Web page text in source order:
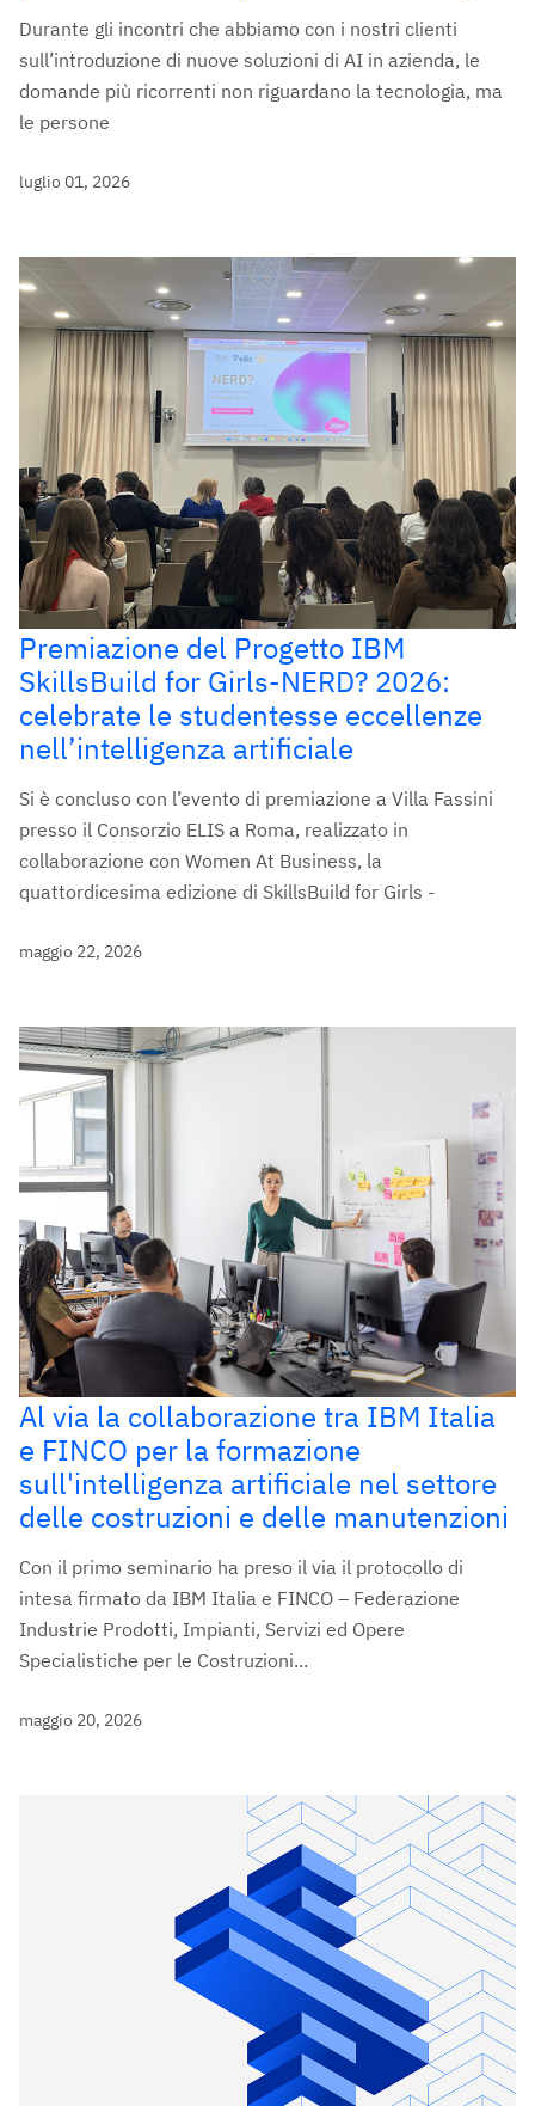
Durante gli incontri che abbiamo con i nostri clienti
sull’introduzione di nuove soluzioni di AI in azienda, le
domande più ricorrenti non riguardano la tecnologia, ma
le persone
luglio 01, 2026
Premiazione del Progetto IBM
SkillsBuild for Girls-NERD? 2026:
celebrate le studentesse eccellenze
nell’intelligenza artificiale
Si è concluso con l’evento di premiazione a Villa Fassini
presso il Consorzio ELIS a Roma, realizzato in
collaborazione con Women At Business, la
quattordicesima edizione di SkillsBuild for Girls -
maggio 22, 2026
Al via la collaborazione tra IBM Italia
e FINCO per la formazione
sull'intelligenza artificiale nel settore
delle costruzioni e delle manutenzioni
Con il primo seminario ha preso il via il protocollo di
intesa firmato da IBM Italia e FINCO – Federazione
Industrie Prodotti, Impianti, Servizi ed Opere
Specialistiche per le Costruzioni...
maggio 20, 2026